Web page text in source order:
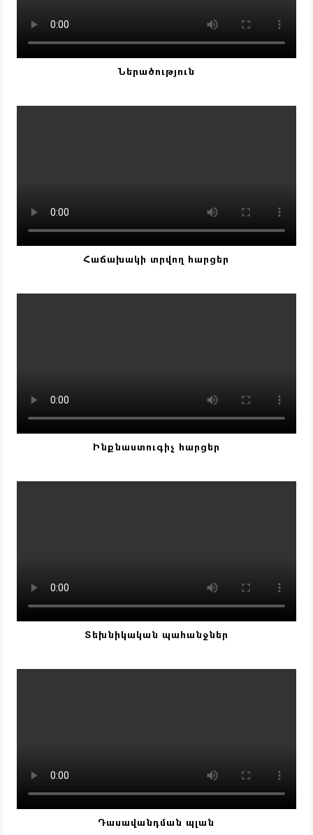
Ներածություն
Հաճախակի տրվող հարցեր
Ինքնաստուգիչ հարցեր
Տեխնիկական պահանջներ
Դասավանդման պլան